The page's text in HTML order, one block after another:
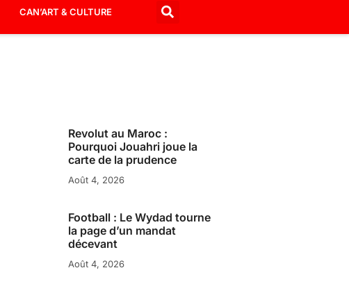
CAN’ART & CULTURE
Revolut au Maroc :
Pourquoi Jouahri joue la
carte de la prudence
Août 4, 2026
Football : Le Wydad tourne
la page d’un mandat
décevant
Août 4, 2026